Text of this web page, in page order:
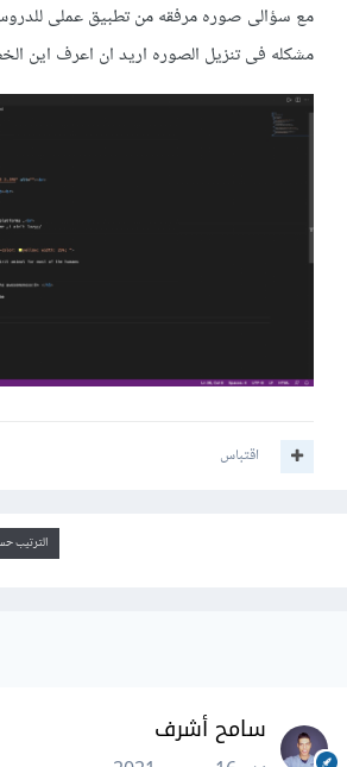
مشكله فى تنزيل الصوره اريد ان اعرف اين
اقتباس
الترتيب
سامح أشرف